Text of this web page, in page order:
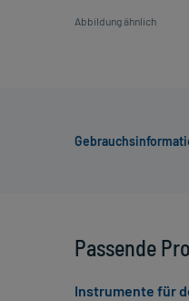
Abbildung ähnlich
Passende
Instrumente für